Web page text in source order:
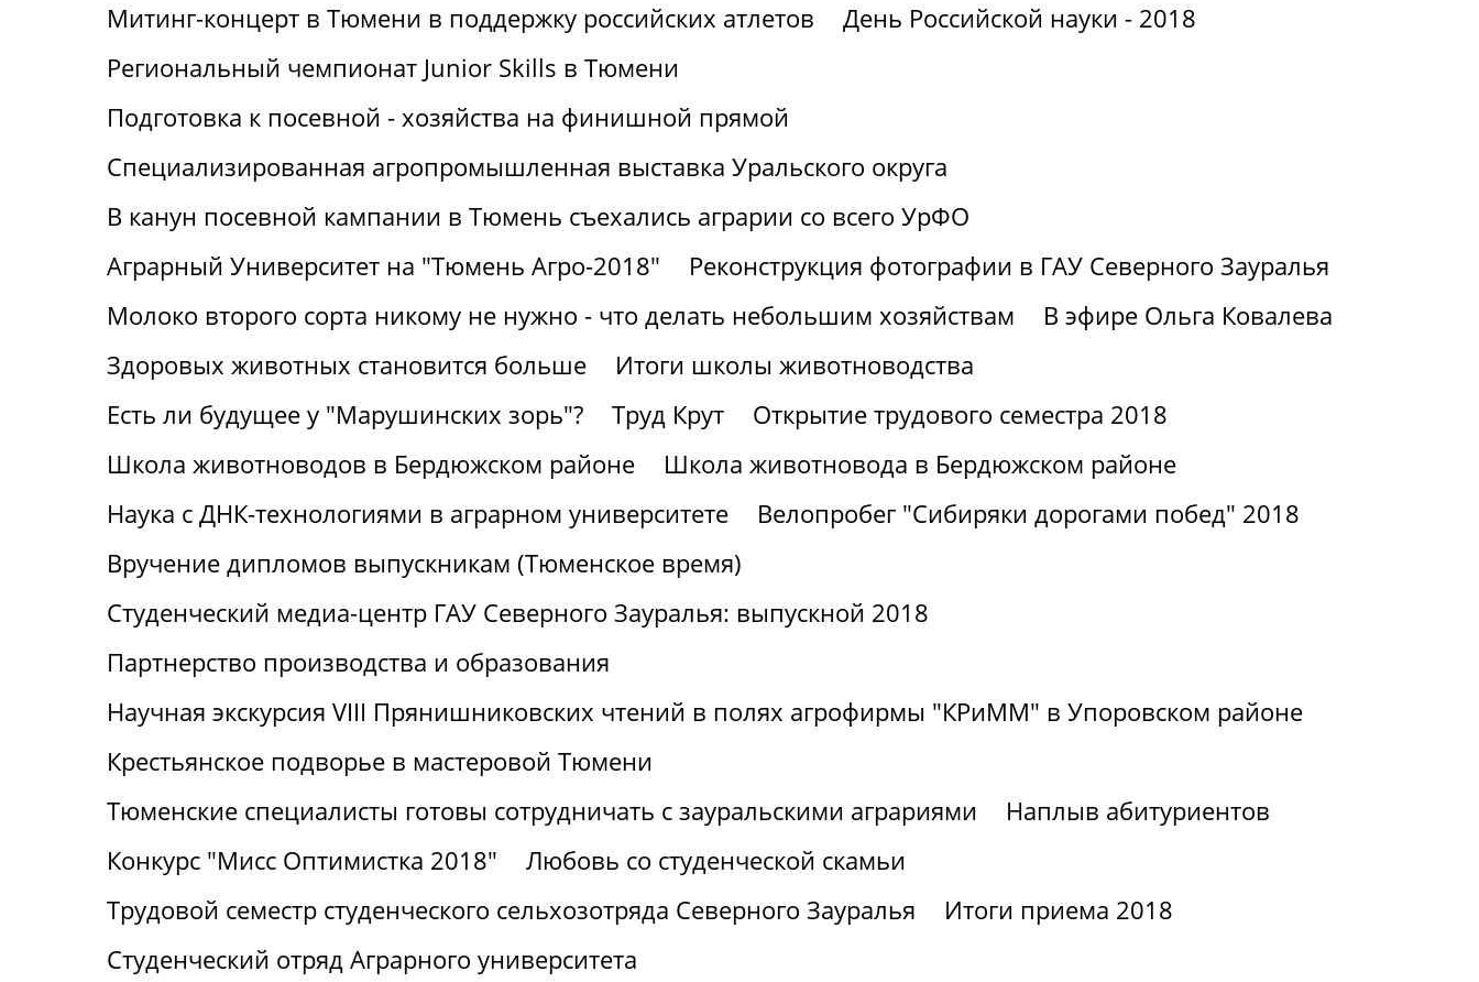
Митинг-концерт в Тюмени в поддержку российских атлетов
День Российской науки - 2018
Региональный чемпионат Junior Skills в Тюмени
Подготовка к посевной - хозяйства на финишной прямой
Специализированная агропромышленная выставка Уральского округа
В канун посевной кампании в Тюмень съехались аграрии со всего УрФО
Аграрный Университет на "Тюмень Агро-2018"
Реконструкция фотографии в ГАУ Северного Зауралья
Молоко второго сорта никому не нужно - что делать небольшим хозяйствам
В эфире Ольга Ковалева
Здоровых животных становится больше
Итоги школы животноводства
Есть ли будущее у "Марушинских зорь"?
Труд Крут
Открытие трудового семестра 2018
Школа животноводов в Бердюжском районе
Школа животновода в Бердюжском районе
Наука с ДНК-технологиями в аграрном университете
Велопробег "Сибиряки дорогами побед" 2018
Вручение дипломов выпускникам (Тюменское время)
Студенческий медиа-центр ГАУ Северного Зауралья: выпускной 2018
Партнерство производства и образования
Научная экскурсия VIII Прянишниковских чтений в полях агрофирмы "КРиММ" в Упоровском районе
Крестьянское подворье в мастеровой Тюмени
Тюменские специалисты готовы сотрудничать с зауральскими аграриями
Наплыв абитуриентов
Конкурс "Мисс Оптимистка 2018"
Любовь со студенческой скамьи
Трудовой семестр студенческого сельхозотряда Северного Зауралья
Итоги приема 2018
Студенческий отряд Аграрного университета